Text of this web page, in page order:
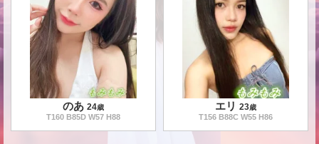
のあ 24歳
T160 B85D W57 H88
エリ 23歳
T156 B88C W55 H86